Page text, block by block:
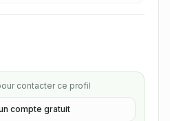
contacter ce profil
compte gratuit